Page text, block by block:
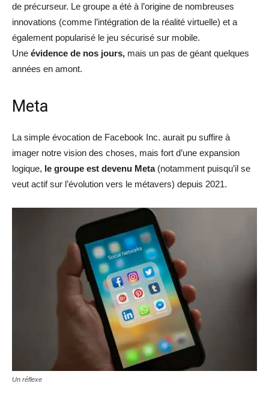
de précurseur. Le groupe a été à l’origine de nombreuses
innovations (comme l’intégration de la réalité virtuelle) et a
également popularisé le jeu sécurisé sur mobile.
Une évidence de nos jours, mais un pas de géant quelques
années en amont.
Meta
La simple évocation de Facebook Inc. aurait pu suffire à
imager notre vision des choses, mais fort d’une expansion
logique, le groupe est devenu Meta(notamment puisqu’il se
veut actif sur l’évolution vers le métavers) depuis 2021.
Un réflexe